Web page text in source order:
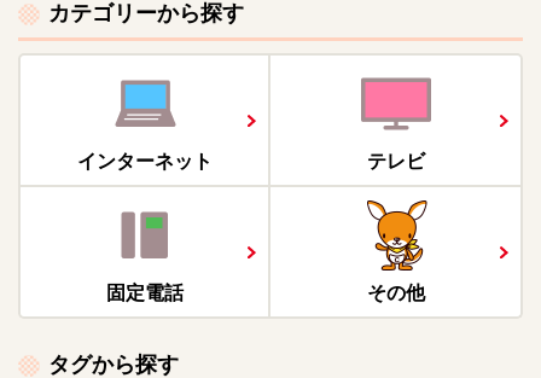
カテゴリーから探す
インターネット テレビ
固定電話 その他
タグから探す